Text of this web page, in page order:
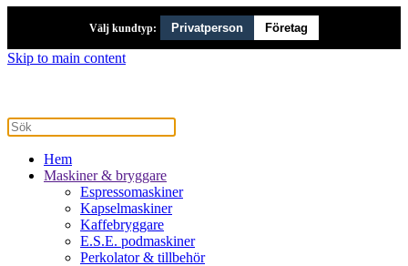
Välj kundtyp: Privatperson Företag
Skip to main content
Hem
Maskiner & bryggare
Espressomaskiner
Kapselmaskiner
Kaffebryggare
E.S.E. podmaskiner
Perkolator & tillbehör